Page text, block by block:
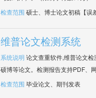
检查范围 硕士、博士论文初稿【误
维普论文检测系统
系统说明 论文查重软件,维普论文
硕博等论文。检测报告支持PDF、
检查范围 毕业论文、期刊发表